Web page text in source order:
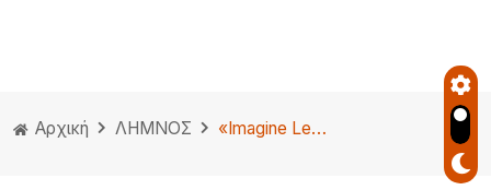
Αρχική ΛΗΜΝΟΣ «Imagine Lemnos Plastic Free»: Μια μεγάλη πρωτοβουλία για μια Λήμνο χωρίς πλαστικά μιας χρήσης